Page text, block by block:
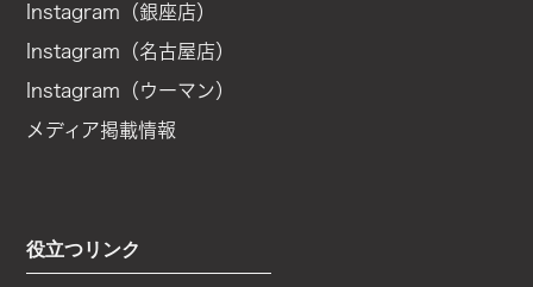
Instagram（銀座店）
Instagram（名古屋店）
Instagram（ウーマン）
メディア掲載情報
役立つリンク